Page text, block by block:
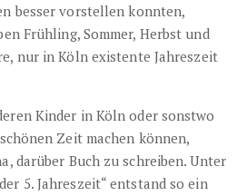
besser vorstellen konnten,
Frühling, Sommer, Herbst und
nur in Köln existente Jahreszeit
Kinder in Köln oder sonstwo
Zeit machen können,
darüber Buch zu schreiben. Unter
5. Jahreszeit“ entstand so ein